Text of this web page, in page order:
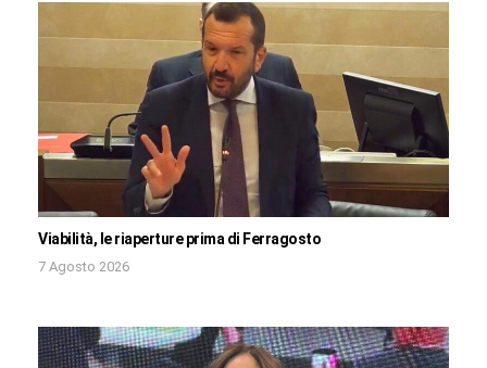
Viabilità, le riaperture prima di Ferragosto
7 Agosto 2026